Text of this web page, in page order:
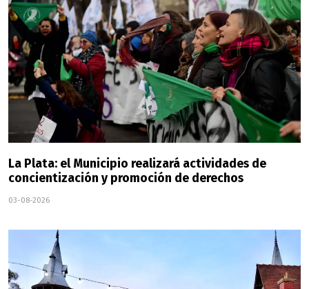
La Plata: el Municipio realizará actividades de
concientización y promoción de derechos
03-08-2026